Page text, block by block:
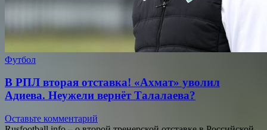
Футбол
В РПЛ вторая отставка! «Ахмат» уволил
Адиева. Неужели вернёт Талалаева?
Оставьте комментарий